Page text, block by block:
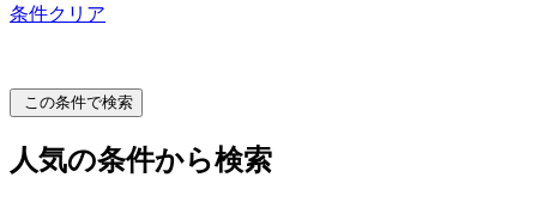
条件クリア
この条件で検索
人気の条件から検索